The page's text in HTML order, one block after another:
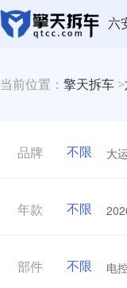
六
当前位置： 擎天拆车 >
品牌 不限 大运
年款 不限
部件 不限 电